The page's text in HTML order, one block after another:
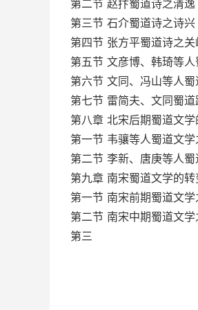
第二节 赵抃蜀道诗之清逸
第三节 石介蜀道诗之诗兴
第四节 张方平蜀道诗之关
第五节 文彦博、韩琦等人
第六节 文同、冯山等人蜀
第七节 雷简夫、文同蜀
第八章 北宋后期蜀道文
第一节 韦骧等人蜀道文学
第二节 李新、唐庚等人蜀
第九章 南宋蜀道文学的转
第一节 南宋前期蜀道文学
第二节 南宋中期蜀道文
第三